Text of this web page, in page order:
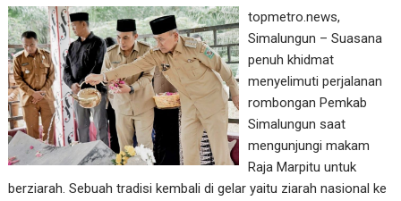
topmetro.news,
Simalungun – Suasana
penuh khidmat
menyelimuti perjalanan
rombongan Pemkab
Simalungun saat
mengunjungi makam
Raja Marpitu untuk
berziarah. Sebuah tradisi kembali di gelar yaitu ziarah nasional ke